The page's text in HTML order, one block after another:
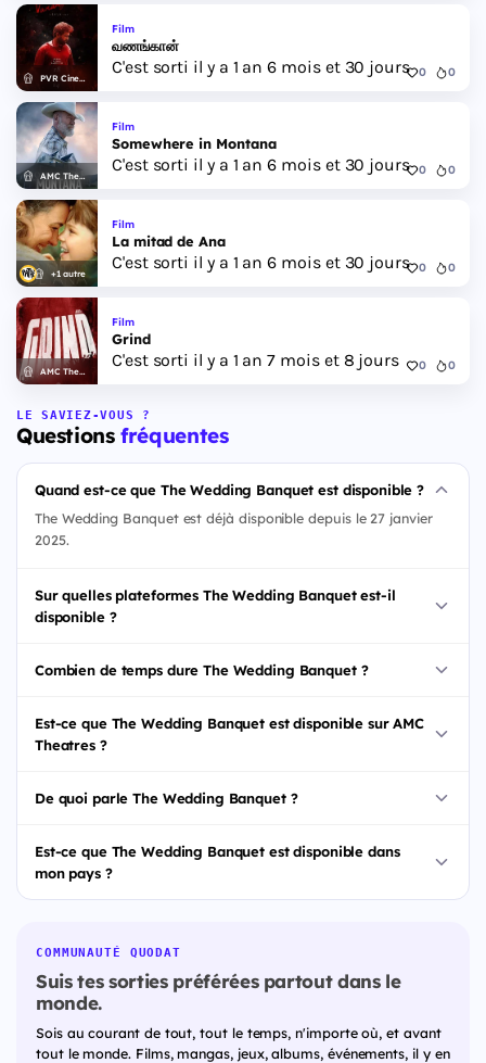
PVR Cinemas
Film
வணங்கான்
C'est sorti il y a 1 an 6 mois et 30 jours 0 0
AMC Theatres
Film
Somewhere in Montana
C'est sorti il y a 1 an 6 mois et 30 jours 0 0
+1 autre
Film
La mitad de Ana
C'est sorti il y a 1 an 6 mois et 30 jours 0 0
AMC Theatres
Film
Grind
C'est sorti il y a 1 an 7 mois et 8 jours 0 0
LE SAVIEZ-VOUS ?
Questionsfréquentes
Quand est-ce que The Wedding Banquet est disponible ?
The Wedding Banquet est déjà disponible depuis le 27 janvier
2025.
Sur quelles plateformes The Wedding Banquet est-il
disponible ?
Combien de temps dure The Wedding Banquet ?
Est-ce que The Wedding Banquet est disponible sur AMC
Theatres ?
De quoi parle The Wedding Banquet ?
Est-ce que The Wedding Banquet est disponible dans
mon pays ?
COMMUNAUTÉ QUODAT
Suis tes sorties préférées partout dans le
monde.
Sois au courant de tout, tout le temps, n'importe où, et avant
tout le monde. Films, mangas, jeux, albums, événements, il y en